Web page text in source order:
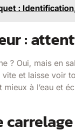
:
:
? Oui, mais en
et laisse voir
à l’eau et